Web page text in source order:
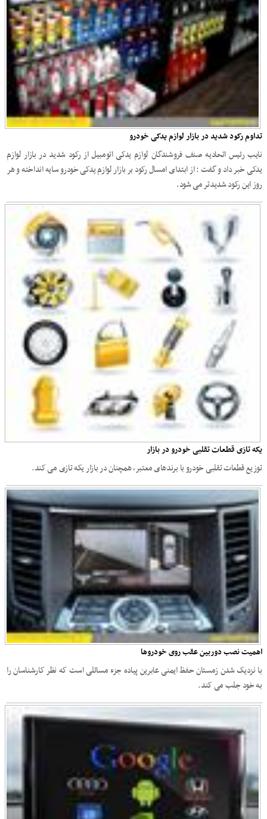
تداوم رکود شدید در بازار لوازم یدکی خودرو
نایب رئیس اتحادیه صنف فروشندگان لوازم یدکی اتومبیل از رکود شدید در بازار لوازم
یدکی خبر داد و گفت : از ابتدای امسال رکود بر بازار لوازم یدکی خودرو سایه انداخته و هر
روز این رکود شدیدتر می شود.
یکه تازی قطعات تقلبی خودرو در بازار
توزیع قطعات تقلبی خودرو با برندهای معتبر، همچنان در بازار یکه تازی می کند.
اهمیت نصب دوربین عقب روی خودروها
با نزدیک شدن زمستان حفظ ایمنی عابرین پیاده جزء مسائلی است که نظر کارشناسان را
به خود جلب می کند.